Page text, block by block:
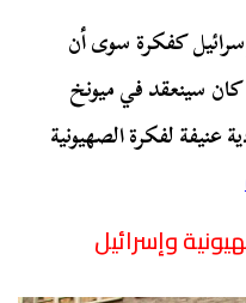
كفكرة سوى أن
الصهيوني الأول سنة 1897م كان سينعقد في ميونخ
عنيفة لفكرة الصهيونية
وإسرائيل